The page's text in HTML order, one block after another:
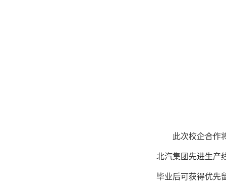
此次校企合作
北汽集团先进生产
毕业后可获得优先